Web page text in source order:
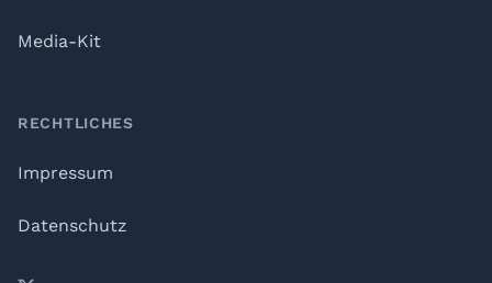
Media-Kit
RECHTLICHES
Impressum
Datenschutz